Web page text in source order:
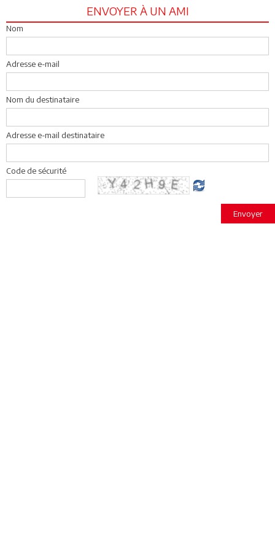
ENVOYER À UN AMI
Nom
Adresse e-mail
Nom du destinataire
Adresse e-mail destinataire
Code de sécurité
Envoyer